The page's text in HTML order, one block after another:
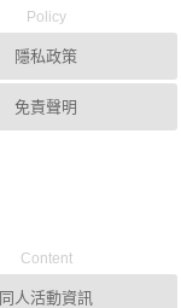
Policy
隱私政策
免責聲明
Content
同人活動資訊